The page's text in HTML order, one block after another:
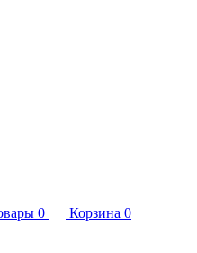
0 Корзина 0